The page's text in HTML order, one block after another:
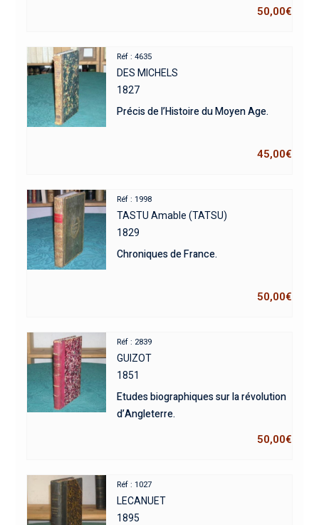
50,00€
Réf : 4635
DES MICHELS
1827
Précis de l’Histoire du Moyen Age.
45,00€
Réf : 1998
TASTU Amable (TATSU)
1829
Chroniques de France.
50,00€
Réf : 2839
GUIZOT
1851
Etudes biographiques sur la révolution
d’Angleterre.
50,00€
Réf : 1027
LECANUET
1895